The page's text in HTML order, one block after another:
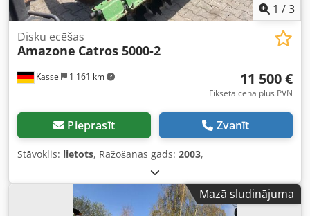
1 /3
Kassel 1 161 km
Disku ecēšas
Amazone Catros 5000-2
11 500 €
Fiksēta cena plus PVN
Pieprasīt Zvanīt
Stāvoklis: lietots, Ražošanas gads: 2003,
Mazā sludinājuma